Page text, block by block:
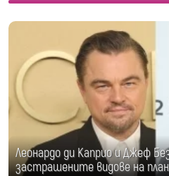
Леонардо ди Каприо и Джеф
застрашените видове на